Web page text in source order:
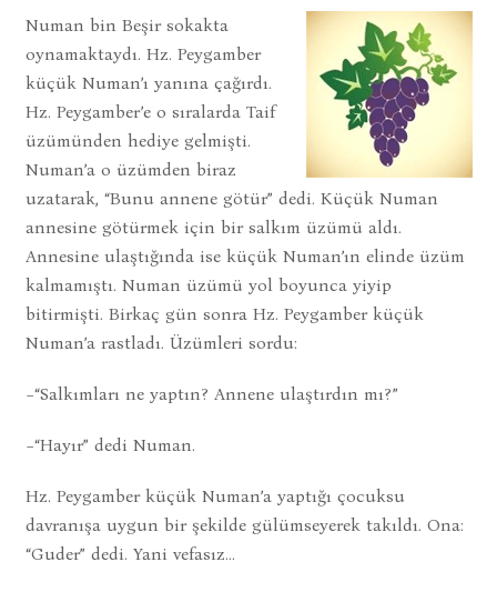
Numan bin Beşir sokakta
oynamaktaydı. Hz. Peygamber
küçük Numan’ı yanına çağırdı.
Hz. Peygamber’e o sıralarda Taif
üzümünden hediye gelmişti.
Numan’a o üzümden biraz
uzatarak, “Bunu annene götür” dedi. Küçük Numan
annesine götürmek için bir salkım üzümü aldı.
Annesine ulaştığında ise küçük Numan’ın elinde üzüm
kalmamıştı. Numan üzümü yol boyunca yiyip
bitirmişti. Birkaç gün sonra Hz. Peygamber küçük
Numan’a rastladı. Üzümleri sordu:
−“Salkımları ne yaptın? Annene ulaştırdın mı?”
−“Hayır” dedi Numan.
Hz. Peygamber küçük Numan’a yaptığı çocuksu
davranışa uygun bir şekilde gülümseyerek takıldı. Ona:
“Guder” dedi. Yani vefasız...